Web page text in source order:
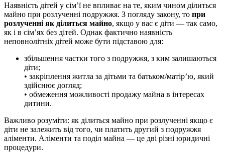
Наявність дітей у сім’ї не впливає на те, яким чином ділиться
майно при розлученні подружжя. З погляду закону, то при
розлученні як ділиться майно, якщо у вас є діти — так само,
як і в сім’ях без дітей. Однак фактично наявність
неповнолітніх дітей може бути підставою для:
збільшення частки того з подружжя, з ким залишаються
діти;
• закріплення житла за дітьми та батьком/матір’ю, який
здійснює догляд;
• обмеження можливості продажу майна в інтересах
дитини.
Важливо розуміти: як ділиться майно при розлученні якщо є
діти не залежить від того, чи платить другий з подружжя
аліменти. Аліменти та поділ майна — це дві різні юридичні
процедури.